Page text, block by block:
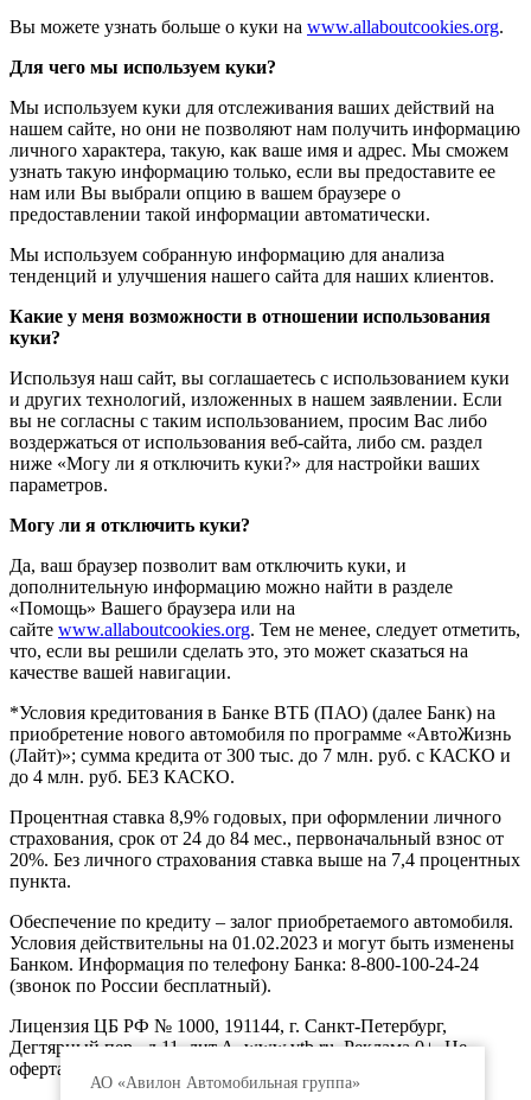
АО «Авилон Автомобильная группа»
Вы можете узнать больше о куки на www.allaboutcookies.org.
Для чего мы используем куки?
Мы используем куки для отслеживания ваших действий на
нашем сайте, но они не позволяют нам получить информацию
личного характера, такую, как ваше имя и адрес. Мы сможем
узнать такую информацию только, если вы предоставите ее
нам или Вы выбрали опцию в вашем браузере о
предоставлении такой информации автоматически.
Мы используем собранную информацию для анализа
тенденций и улучшения нашего сайта для наших клиентов.
Какие у меня возможности в отношении использования
куки?
Используя наш сайт, вы соглашаетесь с использованием куки
и других технологий, изложенных в нашем заявлении. Если
вы не согласны с таким использованием, просим Вас либо
воздержаться от использования веб-сайта, либо см. раздел
ниже «Могу ли я отключить куки?» для настройки ваших
параметров.
Могу ли я отключить куки?
Да, ваш браузер позволит вам отключить куки, и
дополнительную информацию можно найти в разделе
«Помощь» Вашего браузера или на
сайте www.allaboutcookies.org. Тем не менее, следует отметить,
что, если вы решили сделать это, это может сказаться на
качестве вашей навигации.
*Условия кредитования в Банке ВТБ (ПАО) (далее Банк) на
приобретение нового автомобиля по программе «АвтоЖизнь
(Лайт)»; сумма кредита от 300 тыс. до 7 млн. руб. с КАСКО и
до 4 млн. руб. БЕЗ КАСКО.
Процентная ставка 8,9% годовых, при оформлении личного
страхования, срок от 24 до 84 мес., первоначальный взнос от
20%. Без личного страхования ставка выше на 7,4 процентных
пункта.
Обеспечение по кредиту – залог приобретаемого автомобиля.
Условия действительны на 01.02.2023 и могут быть изменены
Банком. Информация по телефону Банка: 8-800-100-24-24
(звонок по России бесплатный).
Лицензия ЦБ РФ № 1000, 191144, г. Санкт-Петербург,
Дегтярный пер., д.11, лит.А. www.vtb.ru. Реклама 0+. Не
оферта.